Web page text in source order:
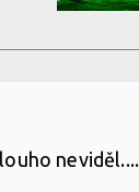
neviděl....